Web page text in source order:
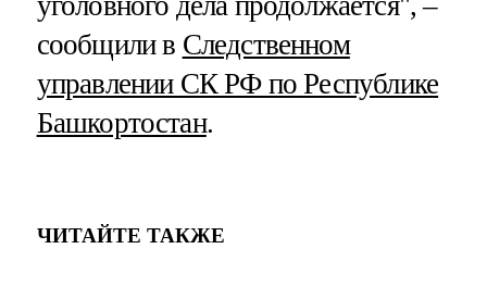
сообщили в Следственном
управлении СК РФ по Республике
Башкортостан.
ЧИТАЙТЕ ТАКЖЕ